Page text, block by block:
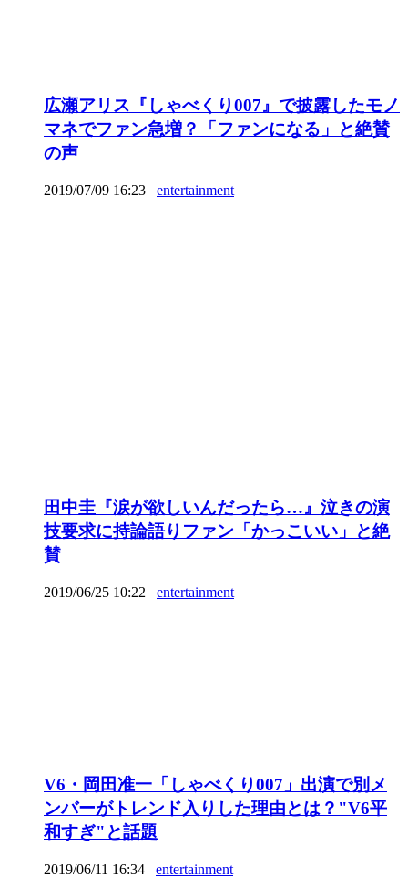
広瀬アリス『しゃべくり007』で披露したモノ
マネでファン急増？「ファンになる」と絶賛
の声
2019/07/09 16:23 entertainment
田中圭『涙が欲しいんだったら…』泣きの演
技要求に持論語りファン「かっこいい」と絶
賛
2019/06/25 10:22 entertainment
V6・岡田准一「しゃべくり007」出演で別メ
ンバーがトレンド入りした理由とは？"V6平
和すぎ"と話題
2019/06/11 16:34 entertainment